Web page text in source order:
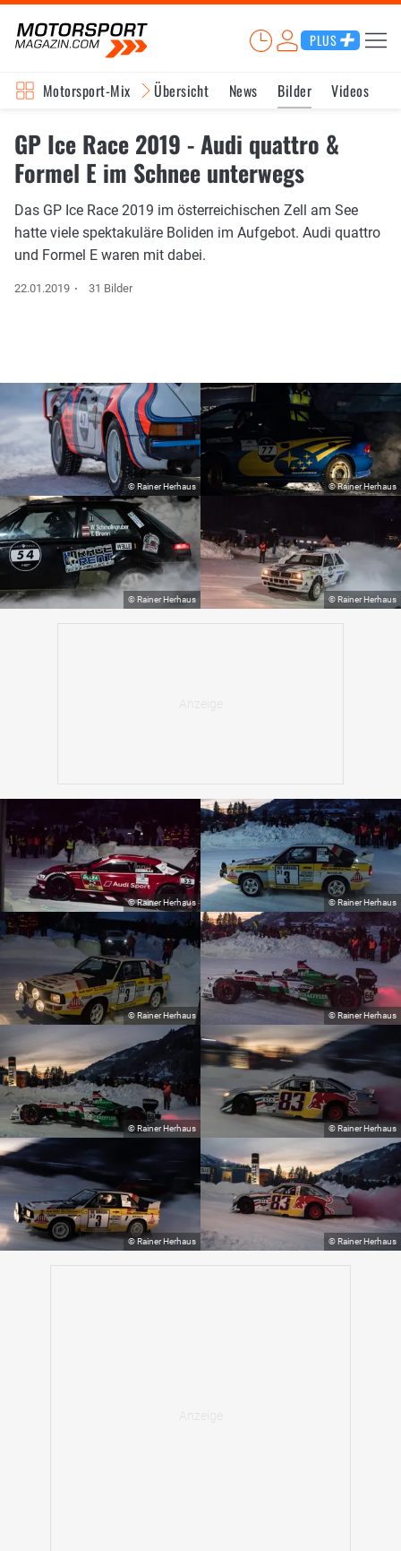
PLUS
Motorsport-Mix Übersicht News Bilder Videos
GP Ice Race 2019 - Audi quattro &
Formel E im Schnee unterwegs
Das GP Ice Race 2019 im österreichischen Zell am See
hatte viele spektakuläre Boliden im Aufgebot. Audi quattro
und Formel E waren mit dabei.
22.01.2019 31 Bilder